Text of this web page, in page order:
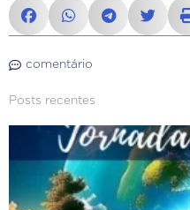
comentário
Posts recentes